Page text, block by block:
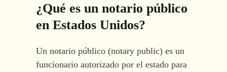
¿Qué es un notario público
en Estados Unidos?
Un notario público (notary public) es un
funcionario autorizado por el estado para